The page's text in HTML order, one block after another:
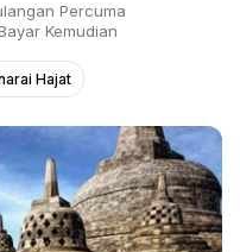
Percuma
Kemudian
Hajat